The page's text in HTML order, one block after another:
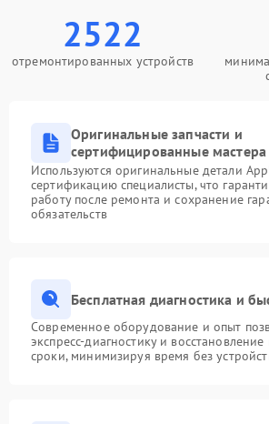
2522
отремонтированных устройств
Оригинальные запчасти и
сертифицированные мастера
Используются оригинальные детали
сертификацию специалисты, что
работу после ремонта и сохранение
обязательств
Бесплатная диагностика и
Современное оборудование и опыт
экспресс-диагностику и
сроки, минимизируя время без